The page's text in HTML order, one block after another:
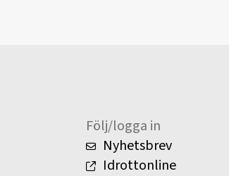
Följ/logga in
Nyhetsbrev
Idrottonline